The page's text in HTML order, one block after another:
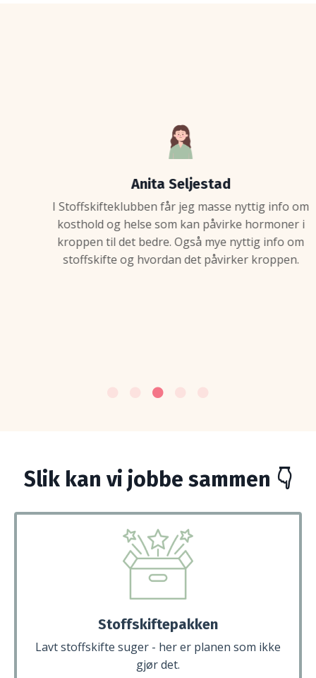
Anita Seljestad
I Stoffskifteklubben får jeg masse nyttig info om
kosthold og helse som kan påvirke hormoner i
kroppen til det bedre. Også mye nyttig info om
stoffskifte og hvordan det påvirker kroppen.
Slik kan vi jobbe sammen 👇
Stoffskiftepakken
Lavt stoffskifte suger - her er planen som ikke
gjør det.